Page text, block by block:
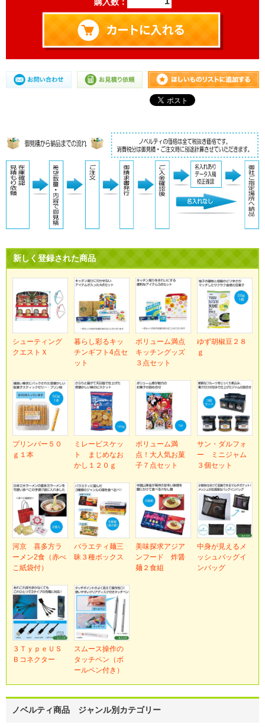
新しく登録された商品
シューティング
クエストＸ
暮らし彩るキッ
チンギフト4点セ
ット
ボリューム満点
キッチングッズ
３点セット
ゆず胡椒豆２８
ｇ
プリンバー５０
ｇ１本
ミレービスケッ
ト まじめなお
かし１２０ｇ
ボリューム満
点！大人気お菓
子７点セット
サン・ダルフォ
ー ミニジャム
３個セット
河京 喜多方ラ
ーメン2食（赤べ
こ紙袋付）
バラエティ麺三
昧３種ボックス
美味探求アジア
ンフード 炸醤
麺２食組
中身が見えるメ
ッシュバッグイ
ンバッグ
３ＴｙｐｅＵＳ
Ｂコネクター
スムース操作の
タッチペン（ボ
ールペン付き）
ノベルティ商品 ジャンル別カテゴリー